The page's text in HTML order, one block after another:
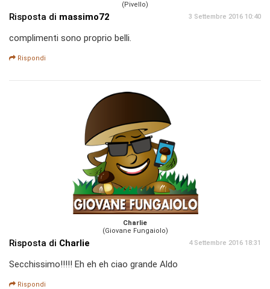
(Pivello)
Risposta di massimo72 3 Settembre 2016 10:40
complimenti sono proprio belli.
Rispondi
Charlie
(Giovane Fungaiolo)
Risposta di Charlie 4 Settembre 2016 18:31
Secchissimo!!!!! Eh eh eh ciao grande Aldo
Rispondi